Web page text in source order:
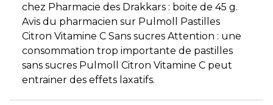
chez Pharmacie des Drakkars : boite de 45 g.
Avis du pharmacien sur Pulmoll Pastilles
Citron Vitamine C Sans sucres Attention : une
consommation trop importante de pastilles
sans sucres Pulmoll Citron Vitamine C peut
entrainer des effets laxatifs.